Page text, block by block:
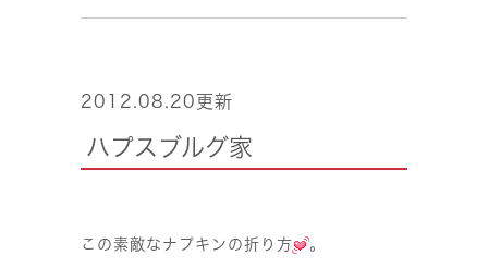
2012.08.20更新
ハプスブルグ家
この素敵なナプキンの折り方 。